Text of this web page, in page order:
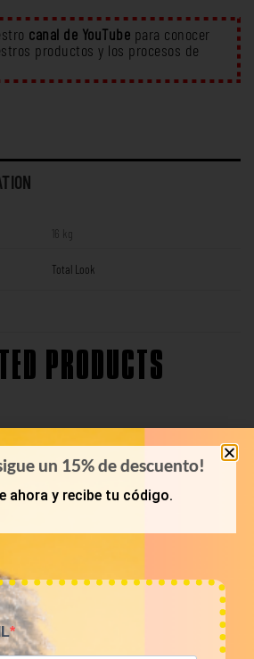
canal de YouTube para conocer
productos y los procesos de
16 kg
Total Look
PRODUCTS
un 15% de descuento!
ahora y recibe tu código.